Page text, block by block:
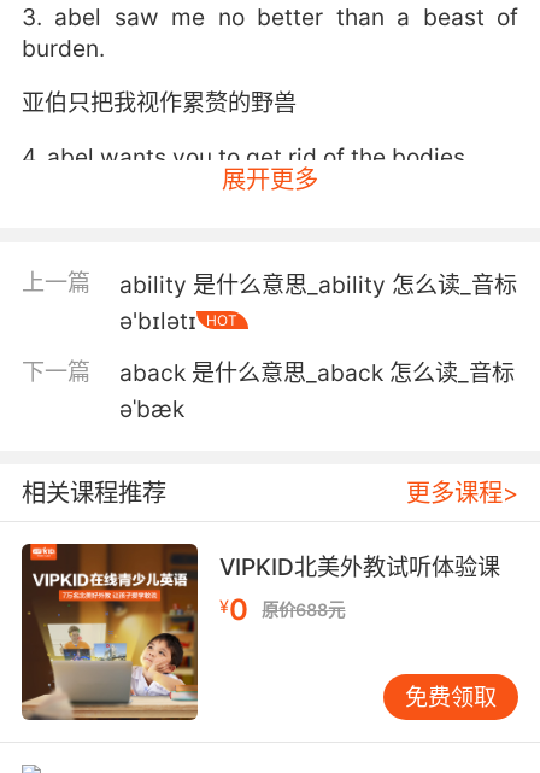
3. abel saw me no better than a beast of
burden.
亚伯只把我视作累赘的野兽
4. abel wants you to get rid of the bodies.
5. abel would have shot them in the head
right after he shot you and me.
俩
亚伯发现他妻子和她的灵媒有私情 所以就在卧室
把灵媒杀了
7. abel doesn't earn enough to make a decent
income and he's not getting enough
schooling to have a decent education, so he's
trapped.
展开更多
上一篇
ability 是什么意思_ability 怎么读_音标
ə'bɪlətɪ
HOT
下一篇
aback 是什么意思_aback 怎么读_音标
əˈbæk
相关课程推荐 更多课程>
VIPKID北美外教试听体验课
¥0 原价688元
免费领取